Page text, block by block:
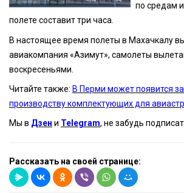
по средам
полете составит три часа.
В настоящее время полеты в Махачкалу
авиакомпания «Азимут», самолеты
воскресеньями.
Читайте также: В Перми может появится
производству комплектующих для
Мы в Дзен и Telegram, не забудь
Рассказать на своей странице: